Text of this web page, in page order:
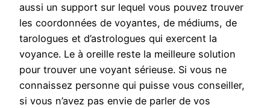
aussi un support sur lequel vous pouvez trouver
les coordonnées de voyantes, de médiums, de
tarologues et d’astrologues qui exercent la
voyance. Le à oreille reste la meilleure solution
pour trouver une voyant sérieuse. Si vous ne
connaissez personne qui puisse vous conseiller,
si vous n’avez pas envie de parler de vos